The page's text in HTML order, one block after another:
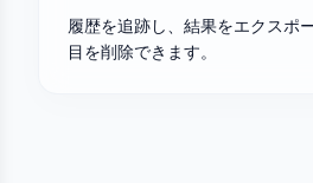
履歴を追跡し、結果をエクスポ
目を削除できます。